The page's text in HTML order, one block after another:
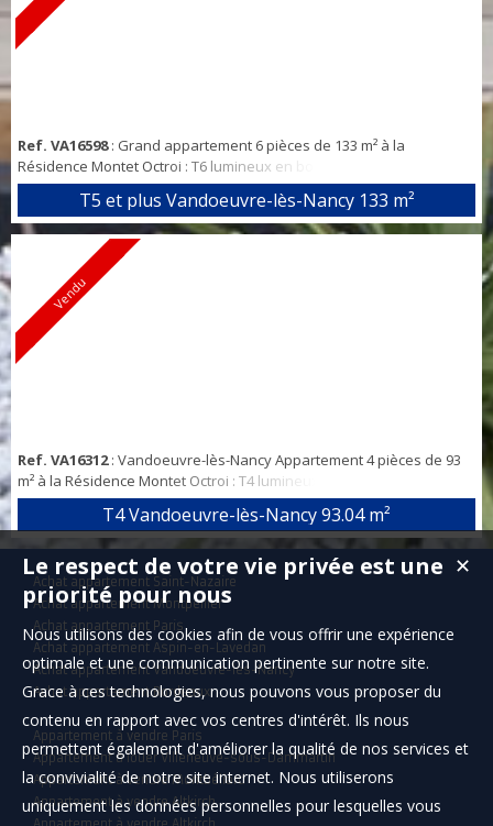
Ref. VA16598: Grand appartement 6 pièces de 133 m² à la
Résidence Montet Octroi : T6 lumineux en bon état avec une
agréable vue sur le parc de la résidence, spacieux séjour (40 m²),
cuisine équipée avec coin repas, arrière cuisine, dégagements avec
placards, 3 chambres, bureau (ou autre usage), salle de douche,
WC indépendant, SDB avec un 2ème WC, cellier/buanderie. Double
vitrage aluminium avec volet...
T5 et plus Vandoeuvre-lès-Nancy 133 m²
Vendu
Ref. VA16312: Vandoeuvre-lès-Nancy Appartement 4 pièces de 93
m² à la Résidence Montet Octroi : T4 lumineux en bon état, entrée,
dégagement avec placards, cuisine équipée, séjour, 3 chambres (2
si on souhaite un plus grand séjour), salle de douche, wc
indépendant. Cellier au RDC du bâtiment. Au 6ème étage sur 8 avec
ascenseur d’une copropriété bien entretenue de 396 lots avec
concierge. Charges de cop...
T4 Vandoeuvre-lès-Nancy93.04 m²
Achat appartement Saint-Nazaire
Achat appartement Montpellier
Achat appartement Paris
Achat appartement Aspin-en-Lavedan
Achat appartement Vandoeuvre-lès-Nancy
Achat appartement Bordeaux
Appartement à vendre Paris
Appartement à louer Villeneuve-sous-Dammartin
Appartement à vendre Montbéliard
Appartement à vendre Altkirch
✕
Le respect de votre vie privée est une
priorité pour nous
Nous utilisons des cookies afin de vous offrir une expérience
optimale et une communication pertinente sur notre site.
Grace à ces technologies, nous pouvons vous proposer du
contenu en rapport avec vos centres d'intérêt. Ils nous
permettent également d'améliorer la qualité de nos services et
la convivialité de notre site internet. Nous utiliserons
uniquement les données personnelles pour lesquelles vous